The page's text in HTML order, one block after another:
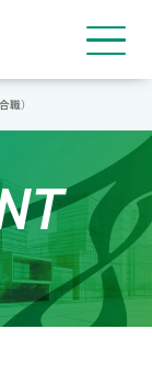
募集一覧/エントリー
職）